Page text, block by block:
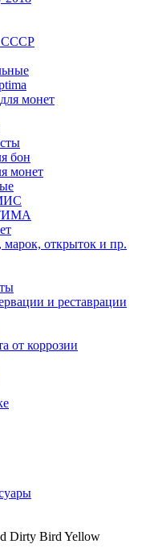
СССР
монет
бон
монет
открыток и пр.
и реставрации
от коррозии
Dirty Bird Yellow